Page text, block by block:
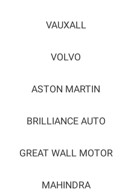
VAUXALL
VOLVO
ASTON MARTIN
BRILLIANCE AUTO
GREAT WALL MOTOR
MAHINDRA